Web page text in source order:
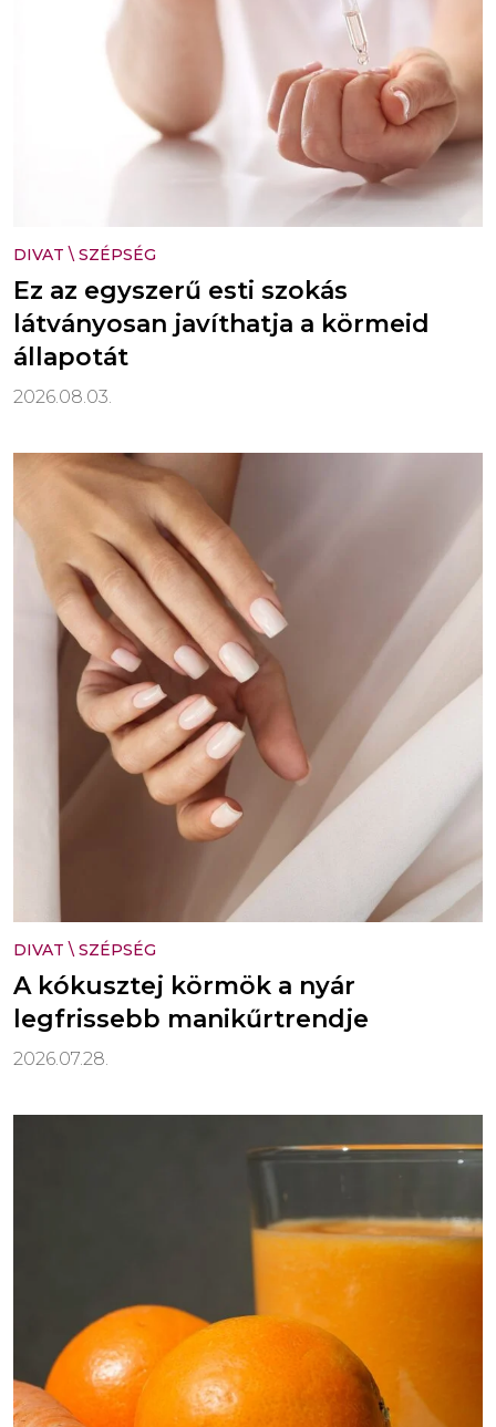
DIVAT \ SZÉPSÉG
Ez az egyszerű esti szokás
látványosan javíthatja a körmeid
állapotát
2026.08.03.
DIVAT \ SZÉPSÉG
A kókusztej körmök a nyár
legfrissebb manikűrtrendje
2026.07.28.